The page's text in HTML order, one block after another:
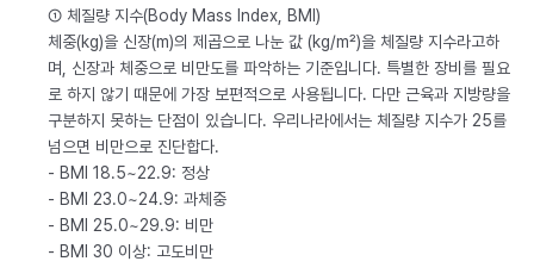
① 체질량 지수(Body Mass Index, BMI)
체중(kg)을 신장(m)의 제곱으로 나눈 값 (kg/m²)을 체질량 지수라고하
며, 신장과 체중으로 비만도를 파악하는 기준입니다. 특별한 장비를 필요
로 하지 않기 때문에 가장 보편적으로 사용됩니다. 다만 근육과 지방량을
구분하지 못하는 단점이 있습니다. 우리나라에서는 체질량 지수가 25를
넘으면 비만으로 진단합다.
- BMI 18.5~22.9: 정상
- BMI 23.0~24.9: 과체중
- BMI 25.0~29.9: 비만
- BMI 30 이상: 고도비만